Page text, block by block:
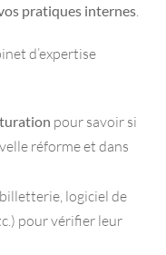
pratiques internes
d’expertise
pour savoir si
réforme et dans
logiciel de
pour vérifier leur